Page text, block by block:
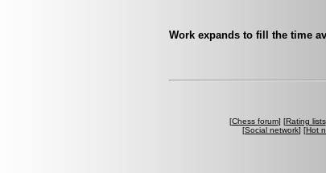
Work expands to fill the time
[Chess forum] [Rating lists
[Social network] [Hot